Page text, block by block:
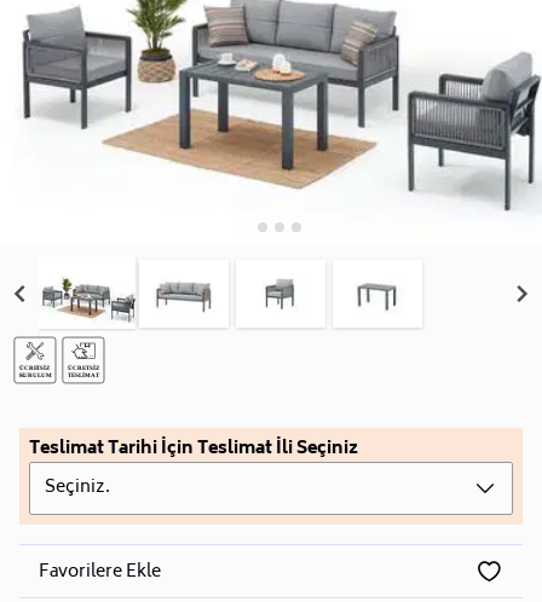
Teslimat Tarihi İçin Teslimat İli Seçiniz
Seçiniz.
Favorilere Ekle